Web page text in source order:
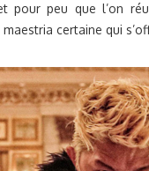
pour peu que l’on
maestria certaine qui